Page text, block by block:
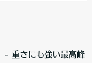
- 重さにも強い最高峰